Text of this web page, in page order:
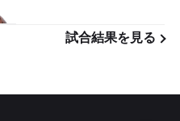
試合結果を見る